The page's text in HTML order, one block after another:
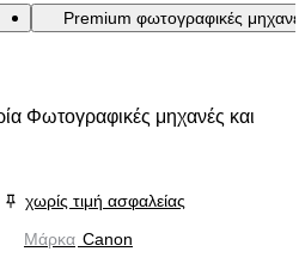
Premium φωτογραφικές
Φωτογραφικές μηχανές και
χωρίς τιμή ασφαλείας
Μάρκα Canon